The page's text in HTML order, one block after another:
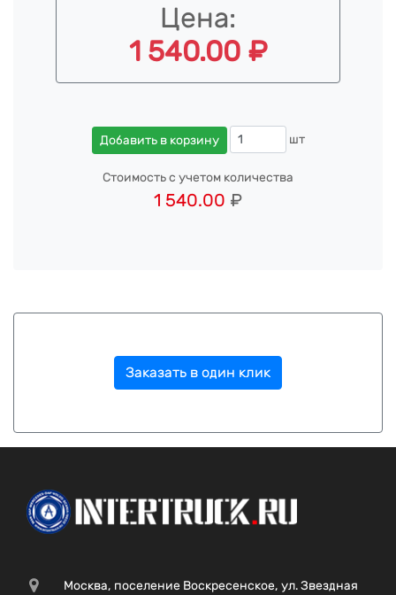
Цена:
1 540.00 ₽
Добавить в корзину шт
Стоимость с учетом количества
1 540.00 ₽
Заказать в один клик
Москва, поселение Воскресенское, ул. Звездная